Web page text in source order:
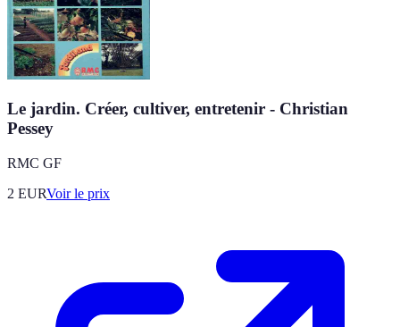
Le jardin. Créer, cultiver, entretenir - Christian
Pessey
RMC GF
2 EURVoir le prix